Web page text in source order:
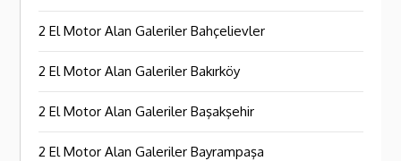
2 El Motor Alan Galeriler Bahçelievler
2 El Motor Alan Galeriler Bakırköy
2 El Motor Alan Galeriler Başakşehir
2 El Motor Alan Galeriler Bayrampaşa